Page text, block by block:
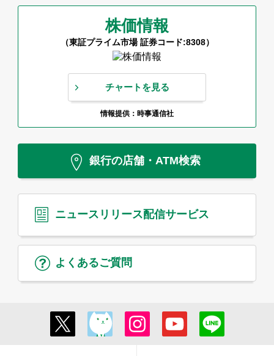
株価情報
（東証プライム市場 証券コード:8308）
チャートを見る
情報提供：時事通信社
銀行の店舗・ATM検索
ニュースリリース配信サービス
よくあるご質問